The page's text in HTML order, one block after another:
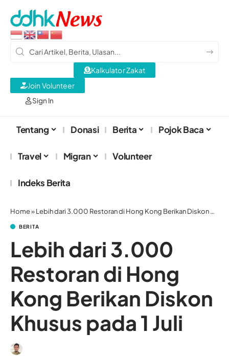
Sign In
Kalkulator Zakat
Join Volunteer
Tentang Donasi Berita Pojok Baca
Travel Migran Volunteer
Indeks Berita
Home»Lebih dari 3.000 Restoran di Hong Kong Berikan Diskon Khusus pada 1 Juli
BERITA
Lebih dari 3.000
Restoran di Hong
Kong Berikan Diskon
Khusus pada 1 Juli